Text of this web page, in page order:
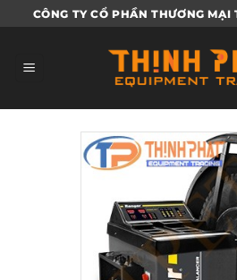
qua
dung
CÔNG TY CỔ PHẦN THƯƠNG